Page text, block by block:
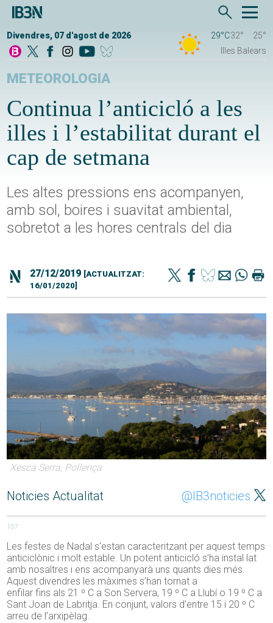
Divendres, 07 d'agost de 2026 29°C32°
25°
Illes Balears
METEOROLOGIA
Continua l’anticicló a les
illes i l’estabilitat durant el
cap de setmana
Les altes pressions ens acompanyen,
amb sol, boires i suavitat ambiental,
sobretot a les hores centrals del dia
27/12/2019 [ACTUALITZAT:
16/01/2020]
Xesca Serra, Pollença
Noticies Actualitat @IB3noticies
157
Les festes de Nadal s’estan caracteritzant per aquest temps
anticiclònic i molt estable. Un potent anticicló s’ha instal·lat
amb nosaltres i ens acompanyarà uns quants dies més.
Aquest divendres les màximes s’han tornat a
enfilar fins als 21 º C a Son Servera, 19 º C a Llubí o 19 º C a
Sant Joan de Labritja. En conjunt, valors d’entre 15 i 20 º C
arreu de l’arxipèlag.